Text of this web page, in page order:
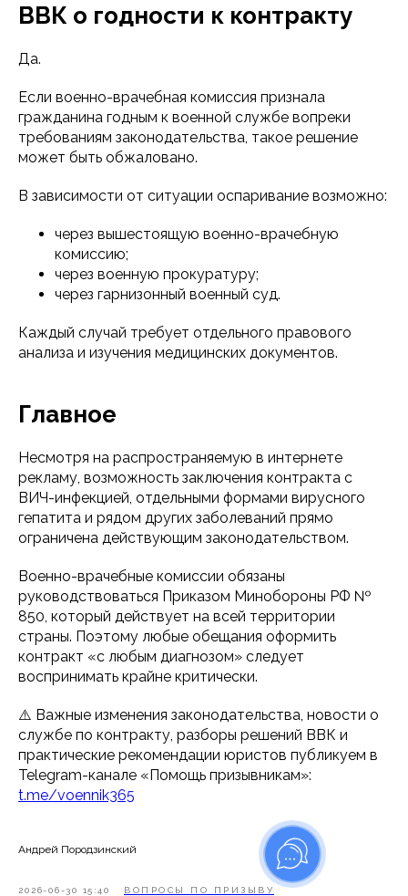
ВВК о годности к контракту
Да.
Если военно-врачебная комиссия признала
гражданина годным к военной службе вопреки
требованиям законодательства, такое решение
может быть обжаловано.
В зависимости от ситуации оспаривание возможно:
через вышестоящую военно-врачебную
комиссию;
через военную прокуратуру;
через гарнизонный военный суд.
Каждый случай требует отдельного правового
анализа и изучения медицинских документов.
Главное
Несмотря на распространяемую в интернете
рекламу, возможность заключения контракта с
ВИЧ-инфекцией, отдельными формами вирусного
гепатита и рядом других заболеваний прямо
ограничена действующим законодательством.
Военно-врачебные комиссии обязаны
руководствоваться Приказом Минобороны РФ №
850, который действует на всей территории
страны. Поэтому любые обещания оформить
контракт «с любым диагнозом» следует
воспринимать крайне критически.
⚠️ Важные изменения законодательства, новости о
службе по контракту, разборы решений ВВК и
практические рекомендации юристов публикуем в
Telegram-канале «Помощь призывникам»:
t.me/voennik365
Андрей Породзинский
2026-06-30 15:40 ВОПРОСЫ ПО ПРИЗЫВУ